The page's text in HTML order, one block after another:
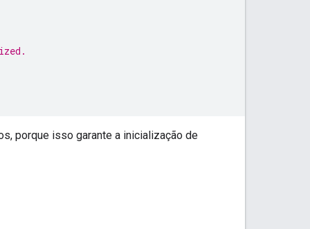
porque isso garante a inicialização de